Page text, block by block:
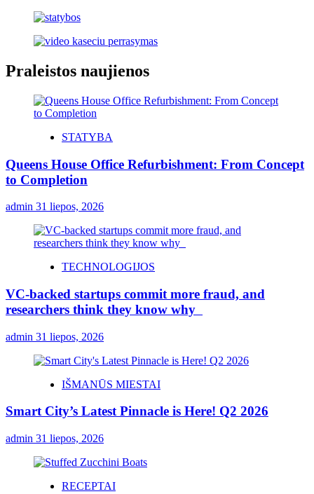
Praleistos naujienos
STATYBA
Queens House Office Refurbishment: From Concept
to Completion
admin 31 liepos, 2026
TECHNOLOGIJOS
VC-backed startups commit more fraud, and
researchers think they know why
admin 31 liepos, 2026
IŠMANŪS MIESTAI
Smart City’s Latest Pinnacle is Here! Q2 2026
admin 31 liepos, 2026
RECEPTAI